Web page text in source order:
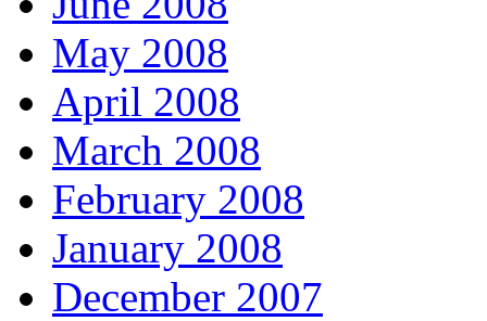
May 2008
April 2008
March 2008
February 2008
January 2008
December 2007